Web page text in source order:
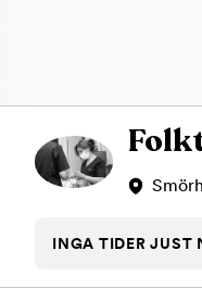
INGA TIDER JUST